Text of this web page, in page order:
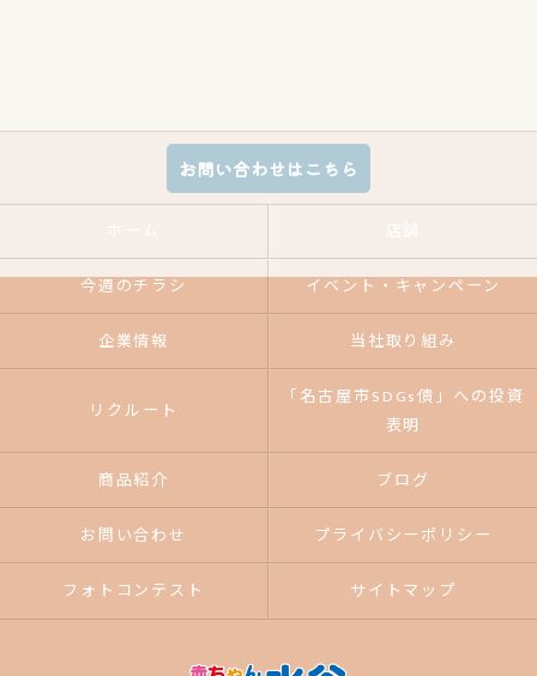
お問い合わせはこちら
今週のチラシ イベント・キャンペーン
企業情報 当社取り組み
リクルート
「名古屋市SDGs債」への投資
表明
商品紹介 ブログ
お問い合わせ プライバシーポリシー
フォトコンテスト サイトマップ